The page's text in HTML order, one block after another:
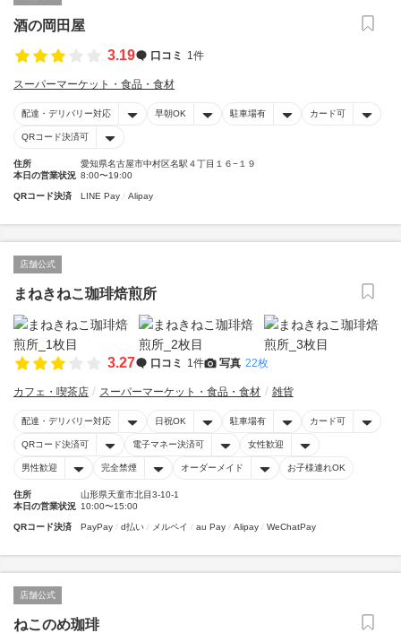
酒の岡田屋
3.19
口コミ 1件
スーパーマーケット・食品・食材
配達・デリバリー対応 早朝OK 駐車場有 カード可
QRコード決済可
住所
愛知県名古屋市中村区名駅４丁目１６−１９
本日の営業状況 8:00〜19:00
QRコード決済 LINE Pay Alipay
店舗公式
まねきねこ珈琲焙煎所
3.27 口コミ 1件 写真 22枚
カフェ・喫茶店 スーパーマーケット・食品・食材 雑貨
配達・デリバリー対応 日祝OK 駐車場有 カード可
QRコード決済可 電子マネー決済可 女性歓迎
男性歓迎 完全禁煙 オーダーメイド お子様連れOK
住所
山形県天童市北目3-10-1
本日の営業状況 10:00〜15:00
QRコード決済 PayPay d払い メルペイ au Pay Alipay WeChatPay
店舗公式
ねこのめ珈琲